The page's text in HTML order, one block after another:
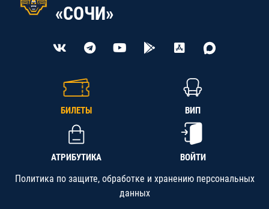
«СОЧИ»
БИЛЕТЫ ВИП
АТРИБУТИКА ВОЙТИ
Политика по защите, обработке и хранению персональных
данных